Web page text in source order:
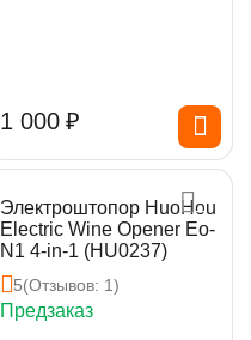
1 000 ₽
Электроштопор HuoHou
Electric Wine Opener Eo-
N1 4-in-1 (HU0237)
5(Отзывов: 1)
Предзаказ